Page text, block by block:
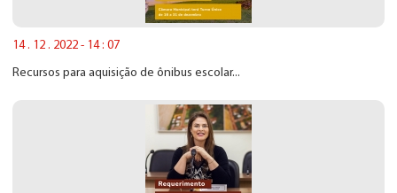
14 . 12 . 2022 - 14 : 07
Recursos para aquisição de ônibus escolar...